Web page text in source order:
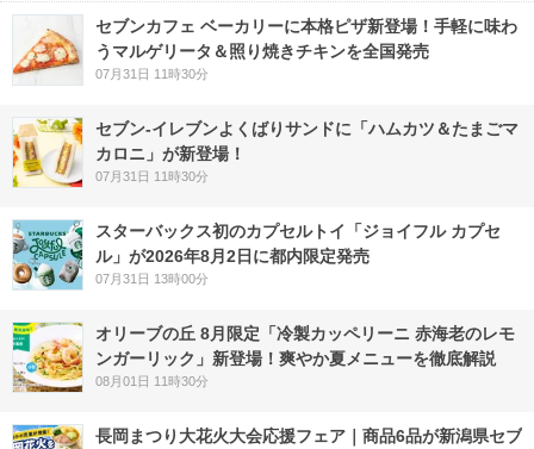
セブンカフェ ベーカリーに本格ピザ新登場！手軽に味わ
うマルゲリータ＆照り焼きチキンを全国発売
07月31日 11時30分
セブン‐イレブンよくばりサンドに「ハムカツ＆たまごマ
カロニ」が新登場！
07月31日 11時30分
スターバックス初のカプセルトイ「ジョイフル カプセ
ル」が2026年8月2日に都内限定発売
07月31日 13時00分
オリーブの丘 8月限定「冷製カッペリーニ 赤海老のレモ
ンガーリック」新登場！爽やか夏メニューを徹底解説
08月01日 11時30分
長岡まつり大花火大会応援フェア｜商品6品が新潟県セブ